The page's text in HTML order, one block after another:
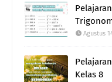
Agustus
Kelas 8